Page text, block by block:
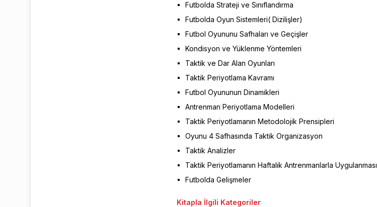
Futbolda Strateji ve Sınıflandırma
Futbolda Oyun Sistemleri( Dizilişler)
Futbol Oyununu Safhaları ve Geçişler
Kondisyon ve Yüklenme Yöntemleri
Taktik ve Dar Alan Oyunları
Taktik Periyotlama Kavramı
Futbol Oyununun Dinamikleri
Antrenman Periyotlama Modelleri
Taktik Periyotlamanın Metodolojik Prensipleri
Oyunu 4 Safhasında Taktik Organizasyon
Taktik Analizler
Taktik Periyotlamanın Haftalık Antrenmanlarla Uygulanması
Futbolda Gelişmeler
Kitapla İlgili Kategoriler